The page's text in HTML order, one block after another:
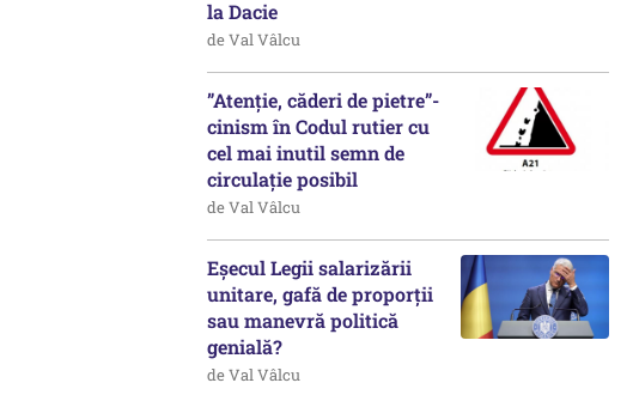
la Dacie
de Val Vâlcu
”Atenție, căderi de pietre”-
cinism în Codul rutier cu
cel mai inutil semn de
circulație posibil
de Val Vâlcu
Eșecul Legii salarizării
unitare, gafă de proporții
sau manevră politică
genială?
de Val Vâlcu